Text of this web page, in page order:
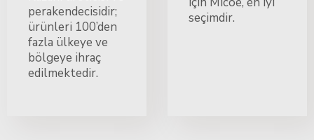
perakendecisidir;
ürünleri 100’den
fazla ülkeye ve
bölgeye ihraç
edilmektedir.
seçimdir.